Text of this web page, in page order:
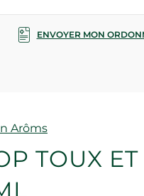
ENVOYER MON
Arôms
TOUX